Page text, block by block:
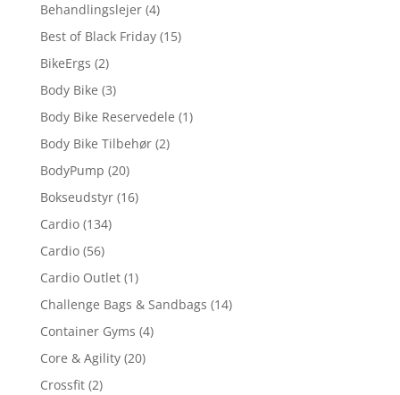
Behandlingslejer (4)
Best of Black Friday (15)
BikeErgs (2)
Body Bike (3)
Body Bike Reservedele (1)
Body Bike Tilbehør (2)
BodyPump (20)
Bokseudstyr (16)
Cardio (134)
Cardio (56)
Cardio Outlet (1)
Challenge Bags & Sandbags (14)
Container Gyms (4)
Core & Agility (20)
Crossfit (2)